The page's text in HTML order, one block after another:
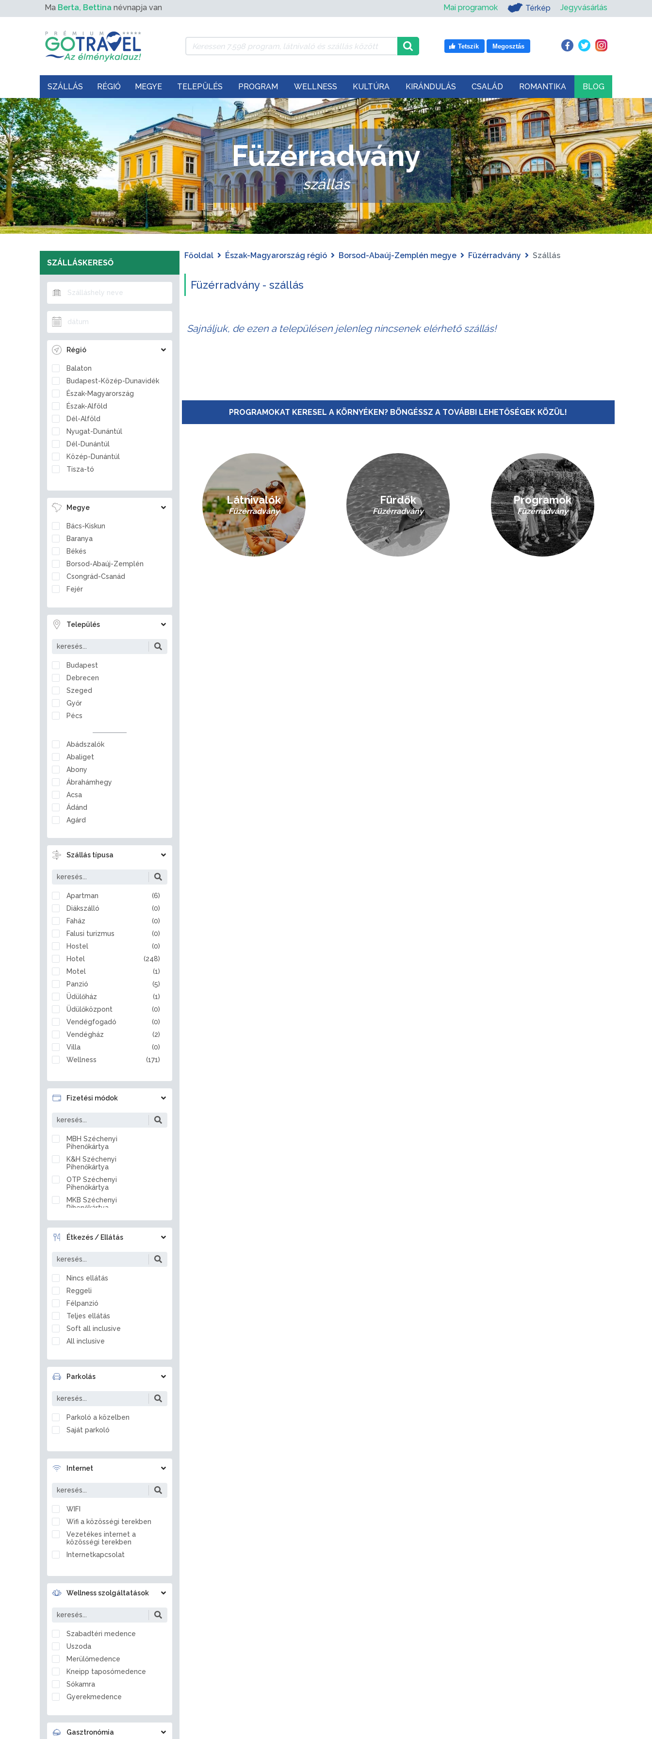
Ma Berta, Bettina névnapja van Mai programok Térkép Jegyvásárlás
Tetszik Megosztás
SZÁLLÁS RÉGIÓ MEGYE TELEPÜLÉS PROGRAM WELLNESS KULTÚRA KIRÁNDULÁS CSALÁD ROMANTIKA BLOG
Füzérradvány
szállás
SZÁLLÁSKERESŐ
Régió
Balaton
Budapest-Közép-Dunavidék
Észak-Magyarország
Észak-Alföld
Dél-Alföld
Nyugat-Dunántúl
Dél-Dunántúl
Közép-Dunántúl
Tisza-tó
Megye
Bács-Kiskun
Baranya
Békés
Borsod-Abaúj-Zemplén
Csongrád-Csanád
Fejér
Hajdú-Bihar
Heves
Nógrád
Pest
Somogy
Szabolcs-Szatmár-Bereg
Tolna
Veszprém
Zala
Település
Budapest
Debrecen
Szeged
Győr
Pécs
Abádszalók
Abaliget
Abony
Ábrahámhegy
Acsa
Ádánd
Agárd
Aggtelek
Ajka
Alcsútdoboz
Aldebrő
Algyő
Almamellék
Alsóberecki
Alsóbogát
Alsónémedi
Alsóörs
Apaj
Apostag
Ásotthalom
Aszód
Bábolna
Babót
Badacsonytördemic
Baja
Bakonszeg
Bakonya
Bakonybél
Bakonynána
Bakonyszentlászló
Balassagyarmat
Balatonakarattya
Balatonberény
Balatonboglár
Balatonederics
Balatonfenyves
Balatonfőkajár
Balatonföldvár
Balatonfüred
Balatonkenese
Balatonmagyaród
Balatonrendes
Balatonszabadi
Balatonszemes
Balatonszőlős
Balf
Ballószög
Balmazújváros
Bánd
Bánk
Barcs
Bátaszék
Becsvölgye
Békéscsaba
Békésszentandrás
Bélapátfalva
Szállás típusa
Apartman
(6)
Diákszálló
(0)
Faház
(0)
Falusi turizmus
(0)
Hostel
(0)
Hotel
(248)
Motel
(1)
Panzió
(5)
Üdülőház
(1)
Üdülőközpont
(0)
Vendégfogadó
(0)
Vendégház
(2)
Villa
(0)
Wellness
(171)
Fizetési módok
MBH Széchenyi
Pihenőkártya
K&H Széchenyi
Pihenőkártya
OTP Széchenyi
Pihenőkártya
MKB Széchenyi
Pihenőkártya
Készpénz
Átutalás
Étkezés / Ellátás
Nincs ellátás
Reggeli
Félpanzió
Teljes ellátás
Soft all inclusive
All inclusive
Parkolás
Parkoló a közelben
Saját parkoló
Internet
WIFI
Wifi a közösségi terekben
Vezetékes internet a
közösségi terekben
Internetkapcsolat
Wellness szolgáltatások
Szabadtéri medence
Uszoda
Merülőmedence
Kneipp taposómedence
Sókamra
Gyerekmedence
Gőzkamra
Aromakabin
Gasztronómia
Főoldal Észak-Magyarország régió Borsod-Abaúj-Zemplén megye Füzérradvány Szállás
Füzérradvány - szállás
Sajnáljuk, de ezen a településen jelenleg nincsenek elérhető szállás!
PROGRAMOKAT KERESEL A KÖRNYÉKEN? BÖNGÉSSZ A TOVÁBBI LEHETŐSÉGEK KÖZÜL!
Látnivalók
Füzérradvány
Fürdők
Füzérradvány
Programok
Füzérradvány